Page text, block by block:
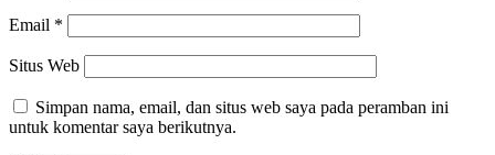
Email *
Situs Web
Simpan nama, email, dan situs web saya pada peramban ini
untuk komentar saya berikutnya.